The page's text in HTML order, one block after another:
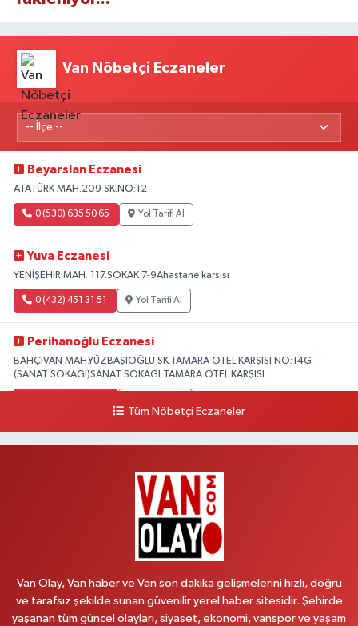
Van Nöbetçi Eczaneler
Beyarslan Eczanesi
ATATÜRK MAH.209 SK.NO:12
0 (530) 635 50 65 Yol Tarifi Al
Yuva Eczanesi
YENİŞEHİR MAH. 117.SOKAK 7-9Ahastane karşısı
0 (432) 451 31 51 Yol Tarifi Al
Perihanoğlu Eczanesi
BAHÇİVAN MAH.YÜZBAŞIOĞLU SK.TAMARA OTEL KARŞISI NO:14G
(SANAT SOKAĞI)SANAT SOKAĞI TAMARA OTEL KARŞISI
Yol Tarifi Al
BEYAZIT MAH.ZEYLAN CADDESİ OKYANUS GİYİM YANI NO:1
Afşar Eczanesi
Tüm Nöbetçi Eczaneler
Van Olay, Van haber ve Van son dakika gelişmelerini hızlı, doğru
ve tarafsız şekilde sunan güvenilir yerel haber sitesidir. Şehirde
yaşanan tüm güncel olayları, siyaset, ekonomi, vanspor ve yaşam